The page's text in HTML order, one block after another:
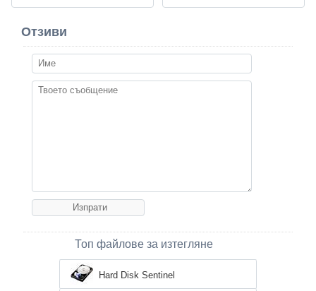
Отзиви
Топ файлове за изтегляне
Hard Disk Sentinel